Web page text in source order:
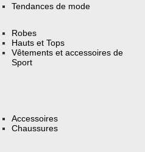
Tendances de mode
Robes
Hauts et Tops
Vêtements et accessoires de
Sport
Accessoires
Chaussures